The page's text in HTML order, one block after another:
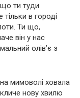
ти туди
в городі
Ти що,
він у нас
олів’є з
мимоволі ховала
нову хвилю